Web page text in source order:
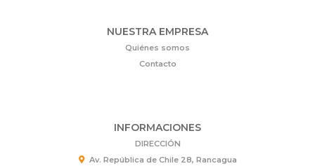
NUESTRA EMPRESA
Quiénes somos
Contacto
INFORMACIONES
DIRECCIÓN
Av. República de Chile 28, Rancagua